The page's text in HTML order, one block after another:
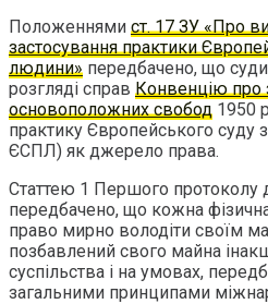
Положеннями ст. 17 ЗУ «Про
застосування практики
людини» передбачено, що
розгляді справ Конвенцію про
основоположних свобод 1950
практику Європейського суду
ЄСПЛ) як джерело права.
Статтею 1 Першого протоколу
передбачено, що кожна
право мирно володіти своїм
позбавлений свого майна
суспільства і на умовах,
загальними принципами